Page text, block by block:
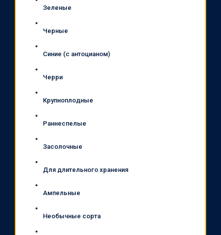
Зеленые
Черные
Синие (с антоцианом)
Черри
Крупноплодные
Раннеспелые
Засолочные
Для длительного хранения
Ампельные
Необычные сорта